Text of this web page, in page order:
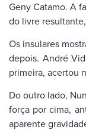
Geny Catamo. A
do livre
Os insulares
depois. André
primeira, acertou
Do outro lado,
força por cima,
aparente